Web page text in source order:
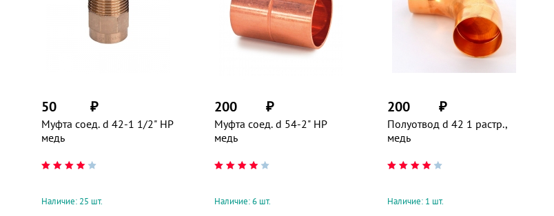
Муфта соед. d 42-1 1/2" НР
медь
50 ₽
Наличие: 25 шт.
Муфта соед. d 54-2" НР
медь
200 ₽
Наличие: 6 шт.
Полуотвод d 42 1 растр.,
медь
200 ₽
Наличие: 1 шт.